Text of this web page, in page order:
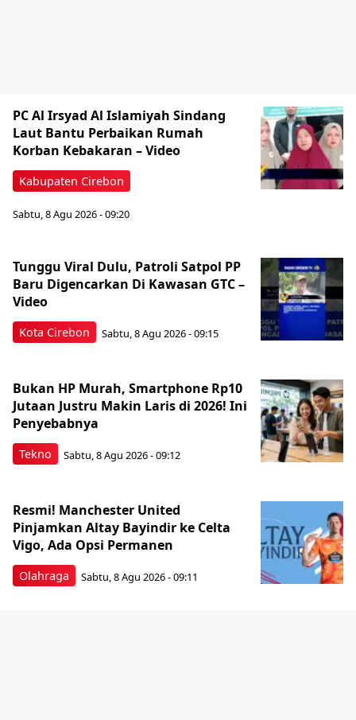
Kabupaten Cirebon
PC Al Irsyad Al Islamiyah Sindang
Laut Bantu Perbaikan Rumah
Korban Kebakaran – Video
Sabtu, 8 Agu 2026 - 09:20
Kota Cirebon
Tunggu Viral Dulu, Patroli Satpol PP
Baru Digencarkan Di Kawasan GTC –
Video
Sabtu, 8 Agu 2026 - 09:15
Tekno
Bukan HP Murah, Smartphone Rp10
Jutaan Justru Makin Laris di 2026! Ini
Penyebabnya
Sabtu, 8 Agu 2026 - 09:12
Olahraga
Resmi! Manchester United
Pinjamkan Altay Bayindir ke Celta
Vigo, Ada Opsi Permanen
Sabtu, 8 Agu 2026 - 09:11